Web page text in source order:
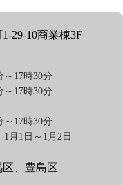
29-10商業棟3F
～17時30分
～17時30分
～17時30分
1月1日～1月2日
、豊島区